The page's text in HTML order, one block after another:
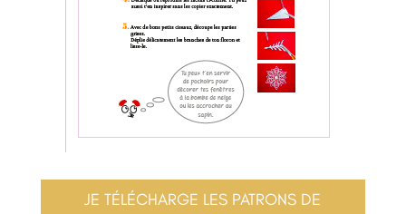
JE TÉLÉCHARGE LES PATRONS DE